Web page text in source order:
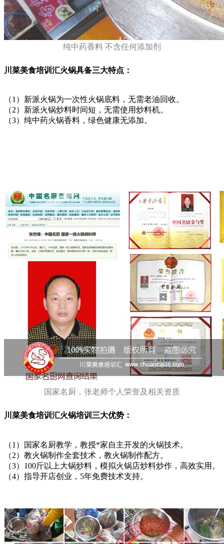
纯中药香料 不含任何添加剂
川菜美食培训汇火锅具备三大特点：
（1）新派火锅为一次性火锅底料，无需老油回收。
（2）新派火锅炒料时间短，无需使用炒料机。
（3）纯中药火锅香料，绿色健康无添加。
国家名厨，张老师个人荣誉及相关资质
川菜美食培训汇火锅培训三大优势：
（1）国家名厨教学，教授*家自主开发的火锅技术。
（2）教火锅制作全套技术，教火锅制作配方。
（3）100斤以上大锅炒料，模拟火锅店炒料炒作，高效实用。
（4）指导开店创业，5年免费技术支持。